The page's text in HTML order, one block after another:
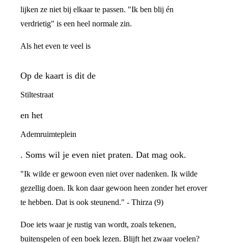
lijken ze niet bij elkaar te passen. "Ik ben blij én
verdrietig" is een heel normale zin.
Als het even te veel is
Op de kaart is dit de
Stiltestraat
en het
Ademruimteplein
. Soms wil je even niet praten. Dat mag ook.
"Ik wilde er gewoon even niet over nadenken. Ik wilde
gezellig doen. Ik kon daar gewoon heen zonder het erover
te hebben. Dat is ook steunend." - Thirza (9)
Doe iets waar je rustig van wordt, zoals tekenen,
buitenspelen of een boek lezen. Blijft het zwaar voelen?